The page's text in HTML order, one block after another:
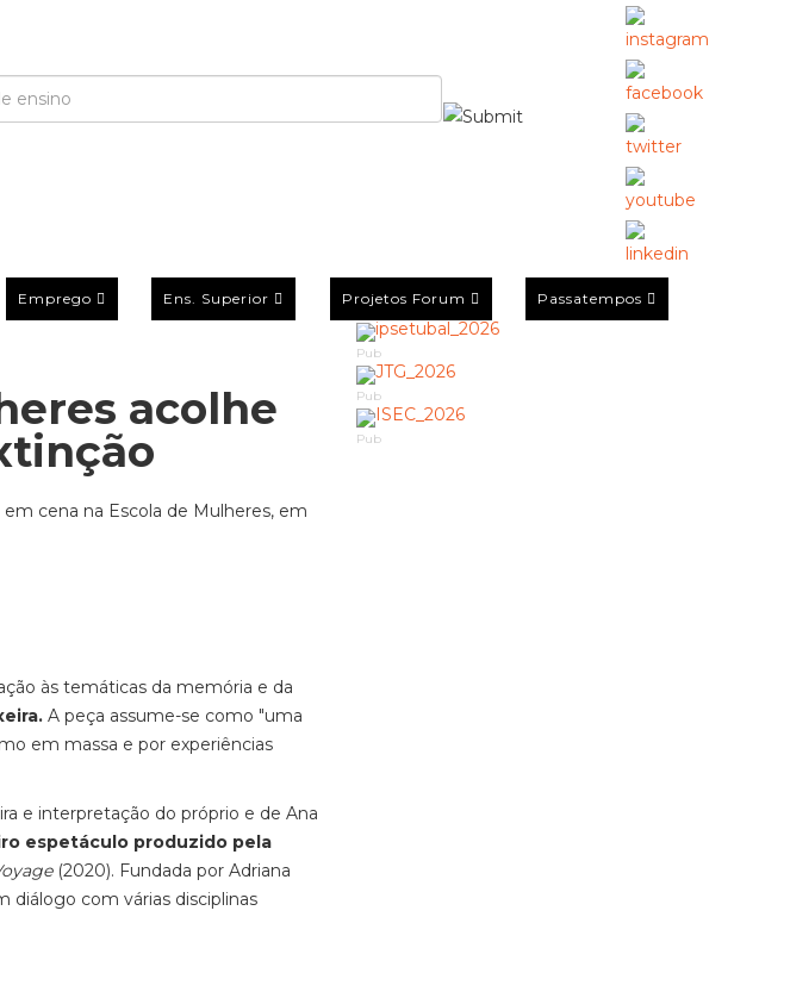
Emprego Ens. Superior Projetos Forum Passatempos
acolhe
cena na Escola de Mulheres, em
às temáticas da memória e da
A peça assume-se como "uma
em massa e por experiências
e interpretação do próprio e de Ana
espetáculo produzido pela
(2020). Fundada por Adriana
diálogo com várias disciplinas
Pub
Pub
Pub